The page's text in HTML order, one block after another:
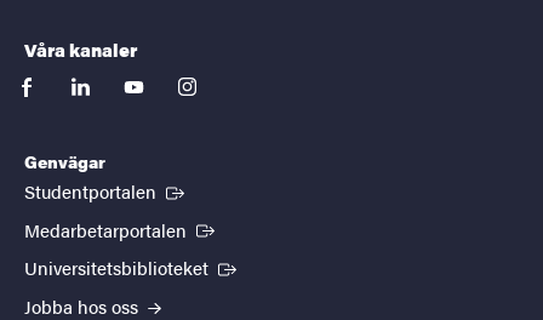
Våra kanaler
facebooklinkedinyoutubeinstagram
Genvägar
Studentportalen (Extern länk)
Medarbetarportalen (Extern länk)
Universitetsbiblioteket (Extern länk)
Jobba hos oss